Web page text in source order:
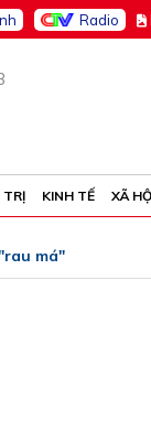
Radio
TRỊ KINH TẾ XÃ
má"